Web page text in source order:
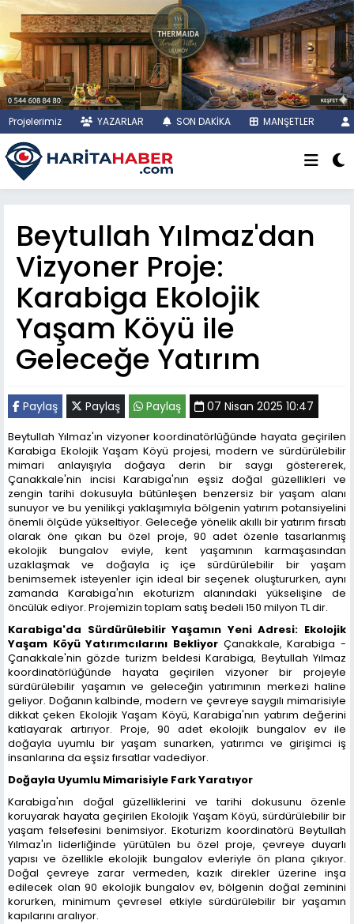
Projelerimiz YAZARLAR SON DAKİKA MANŞETLER
Beytullah Yılmaz'dan
Vizyoner Proje:
Karabiga Ekolojik
Yaşam Köyü ile
Geleceğe Yatırım
Paylaş Paylaş Paylaş 07 Nisan 2025 10:47
Beytullah Yılmaz'ın vizyoner koordinatörlüğünde hayata geçirilen
Karabiga Ekolojik Yaşam Köyü projesi, modern ve sürdürülebilir
mimari anlayışıyla doğaya derin bir saygı göstererek,
Çanakkale'nin incisi Karabiga'nın eşsiz doğal güzellikleri ve
zengin tarihi dokusuyla bütünleşen benzersiz bir yaşam alanı
sunuyor ve bu yenilikçi yaklaşımıyla bölgenin yatırım potansiyelini
önemli ölçüde yükseltiyor. Geleceğe yönelik akıllı bir yatırım fırsatı
olarak öne çıkan bu özel proje, 90 adet özenle tasarlanmış
ekolojik bungalov eviyle, kent yaşamının karmaşasından
uzaklaşmak ve doğayla iç içe sürdürülebilir bir yaşam
benimsemek isteyenler için ideal bir seçenek oluştururken, aynı
zamanda Karabiga'nın ekoturizm alanındaki yükselişine de
öncülük ediyor. Projemizin toplam satış bedeli 150 milyon TL dir.
Karabiga'da Sürdürülebilir Yaşamın Yeni Adresi: Ekolojik
Yaşam Köyü Yatırımcılarını Bekliyor Çanakkale, Karabiga -
Çanakkale'nin gözde turizm beldesi Karabiga, Beytullah Yılmaz
koordinatörlüğünde hayata geçirilen vizyoner bir projeyle
sürdürülebilir yaşamın ve geleceğin yatırımının merkezi haline
geliyor. Doğanın kalbinde, modern ve çevreye saygılı mimarisiyle
dikkat çeken Ekolojik Yaşam Köyü, Karabiga'nın yatırım değerini
katlayarak artırıyor. Proje, 90 adet ekolojik bungalov ev ile
doğayla uyumlu bir yaşam sunarken, yatırımcı ve girişimci iş
insanlarına da eşsiz fırsatlar vadediyor.
Doğayla Uyumlu Mimarisiyle Fark Yaratıyor
Karabiga'nın doğal güzelliklerini ve tarihi dokusunu özenle
koruyarak hayata geçirilen Ekolojik Yaşam Köyü, sürdürülebilir bir
yaşam felsefesini benimsiyor. Ekoturizm koordinatörü Beytullah
Yılmaz'ın liderliğinde yürütülen bu özel proje, çevreye duyarlı
yapısı ve özellikle ekolojik bungalov evleriyle ön plana çıkıyor.
Doğal çevreye zarar vermeden, kazık direkler üzerine inşa
edilecek olan 90 ekolojik bungalov ev, bölgenin doğal zeminini
korurken, minimum çevresel etkiyle sürdürülebilir bir yaşamın
kapılarını aralıyor.